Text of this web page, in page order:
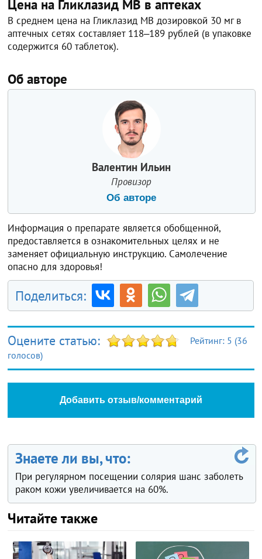
Цена на Гликлазид МВ в аптеках
В среднем цена на Гликлазид МВ дозировкой 30 мг в
аптечных сетях составляет 118‒189 рублей (в упаковке
содержится 60 таблеток).
Об авторе
Валентин Ильин
Провизор
Об авторе
Информация о препарате является обобщенной,
предоставляется в ознакомительных целях и не
заменяет официальную инструкцию. Самолечение
опасно для здоровья!
Поделиться:
Оцените статью: Рейтинг: 5 (36
голосов)
Добавить отзыв/комментарий
Знаете ли вы, что:
При регулярном посещении солярия шанс заболеть
раком кожи увеличивается на 60%.
Читайте также